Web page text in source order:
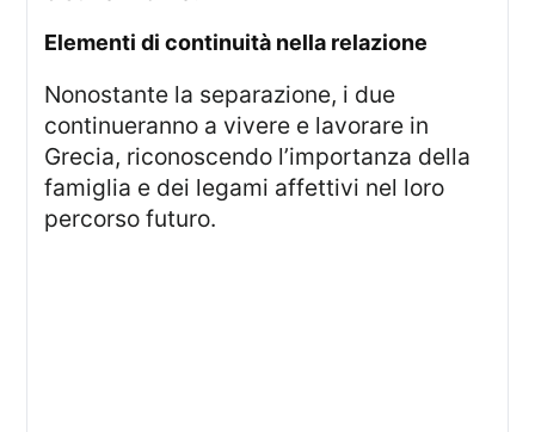
elementi di continuità nella relazione
Nonostante la separazione, i due
continueranno a vivere e lavorare in
Grecia, riconoscendo l’importanza della
famiglia e dei legami affettivi nel loro
percorso futuro.